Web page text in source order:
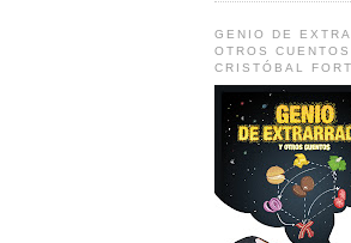
GENIO DE
OTROS
CRISTÓBAL